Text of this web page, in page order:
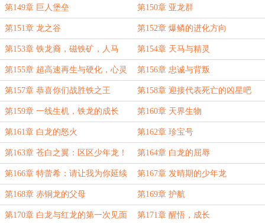
第149章 巨人堡垒 第150章 亚龙群
第151章 龙之谷 第152章 爆鳞的进化方向
第153章 铁龙裔，磁铁矿，人马 第154章 天马与精灵
第155章 超高速再生与硬化，心灵
术士
第156章 忠诚与背叛
第157章 恭喜你们战胜铁之王 第158章 迎接代表死亡的凶星吧
（求月票）
第159章 一线生机，铁龙的成长 第160章 天界生物
第161章 白龙的怒火 第162章 珍宝号
第163章 苍白之翼：区区少年龙！ 第164章 白龙的屈辱
第166章 特蕾希：请让我为你延续
血脉
第167章 发晴期的少年龙
第168章 赤铜龙的父母 第169章 护航
第170章 白龙与红龙的第一次见面 第171章 醒悟，成长